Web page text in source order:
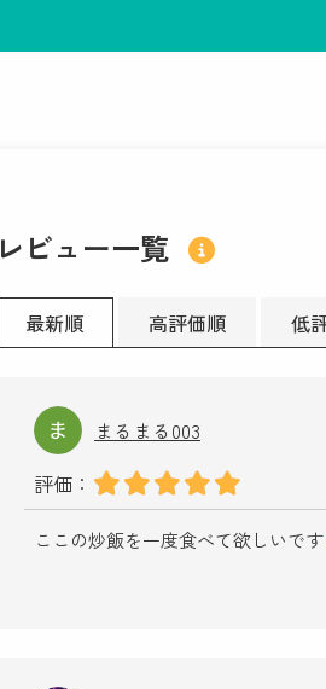
レビュー一覧
最新順 高評価順 低
まるまる003
評価：
ここの炒飯を一度食べて欲しいです